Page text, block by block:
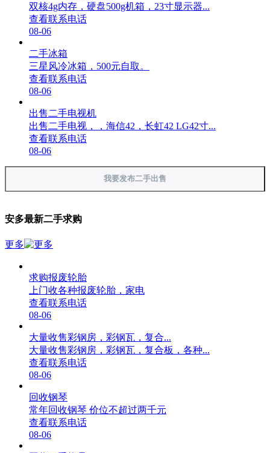
双核4g内存，硬盘500g机箱，23寸显示器...
查看联系电话
08-06
二手冰箱
三星风冷冰箱，500元自取。
查看联系电话
08-06
出售二手电视机
出售二手电视，，海信42，长虹42 LG42寸...
查看联系电话
08-06
我要发布二手出售
安多最新二手求购
更多
求购报废轮胎
上门收各种报废轮胎，家电
查看联系电话
08-06
大量收售彩钢房，彩钢瓦，复合...
大量收售彩钢房，彩钢瓦，复合板，各种...
查看联系电话
08-06
回收钢琴
常年回收钢琴 价位不超过两千元
查看联系电话
08-06